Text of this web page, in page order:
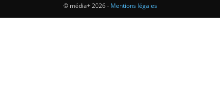
© média+ 2026 - Mentions légales